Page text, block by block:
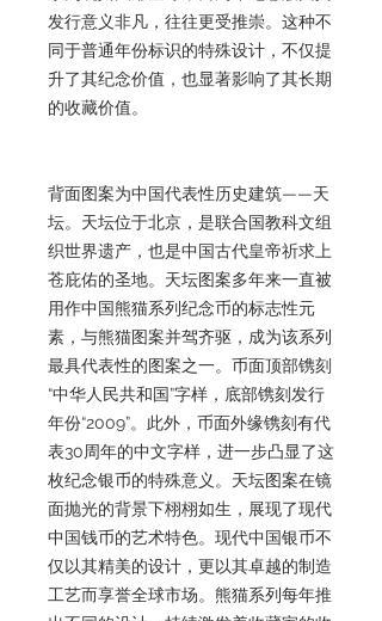
发行意义非凡，往往更受推崇。这种不
同于普通年份标识的特殊设计，不仅提
升了其纪念价值，也显著影响了其长期
的收藏价值。
背面图案为中国代表性历史建筑——天
坛。天坛位于北京，是联合国教科文组
织世界遗产，也是中国古代皇帝祈求上
苍庇佑的圣地。天坛图案多年来一直被
用作中国熊猫系列纪念币的标志性元
素，与熊猫图案并驾齐驱，成为该系列
最具代表性的图案之一。币面顶部镌刻
“中华人民共和国”字样，底部镌刻发行
年份“2009”。此外，币面外缘镌刻有代
表30周年的中文字样，进一步凸显了这
枚纪念银币的特殊意义。天坛图案在镜
面抛光的背景下栩栩如生，展现了现代
中国钱币的艺术特色。现代中国银币不
仅以其精美的设计，更以其卓越的制造
工艺而享誉全球市场。熊猫系列每年推